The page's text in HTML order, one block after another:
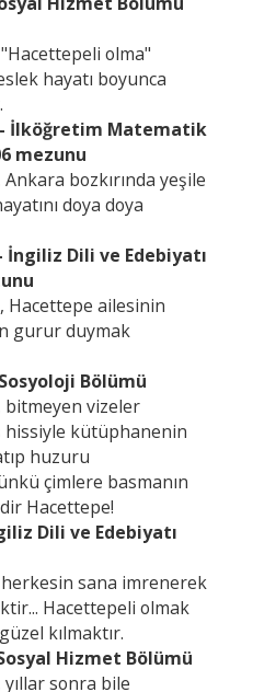
olma"
hayatı boyunca
- İlköğretim Matematik
mezunu
bozkırında yeşile
doya doya
İngiliz Dili ve Edebiyatı
Hacettepe ailesinin
gurur duymak
Bölümü
bitmeyen vizeler
hissiyle kütüphanenin
huzuru
çimlere basmanın
Hacettepe!
Dili ve Edebiyatı
sana imrenerek
Hacettepeli olmak
kılmaktır.
Hizmet Bölümü
sonra bile